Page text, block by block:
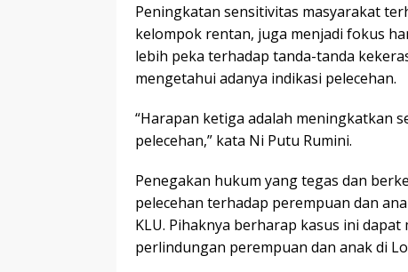
Peningkatan sensitivitas masyarakat
kelompok rentan, juga menjadi fokus
lebih peka terhadap tanda-tanda
mengetahui adanya indikasi pelecehan.
“Harapan ketiga adalah meningkatkan
pelecehan,” kata Ni Putu Rumini.
Penegakan hukum yang tegas dan
pelecehan terhadap perempuan dan
KLU. Pihaknya berharap kasus ini
perlindungan perempuan dan anak di